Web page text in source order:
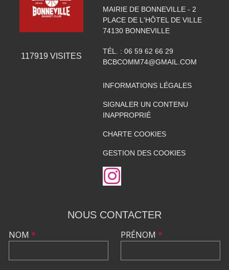
117919 VISITES
MAIRIE DE BONNEVILLE - 2
PLACE DE L'HÔTEL DE VILLE
74130 BONNEVILLE
TÉL. : 06 59 62 66 29
BCBCOMM74@GMAIL.COM
INFORMATIONS LÉGALES
SIGNALER UN CONTENU
INAPPROPRIÉ
CHARTE COOKIES
GESTION DES COOKIES
NOUS CONTACTER
NOM * PRÉNOM *